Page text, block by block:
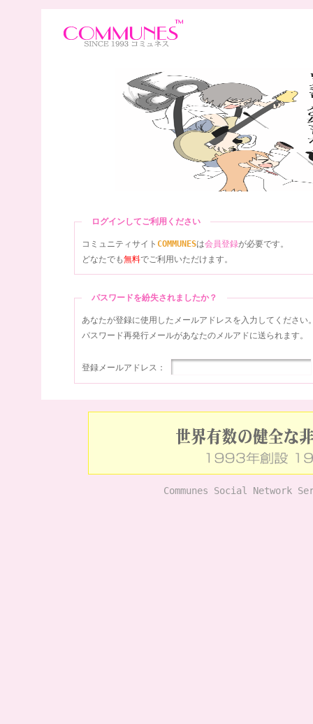
ログインしてご利用ください
コミュニティサイト COMMUNESは会員登録が必要です。
どなたでも無料でご利用いただけます。
パスワードを紛失されましたか？
あなたが登録に使用したメールアドレスを入力してください
パスワード再発行メールがあなたのメルアドに送られます。
登録メールアドレス：
Communes Social Network